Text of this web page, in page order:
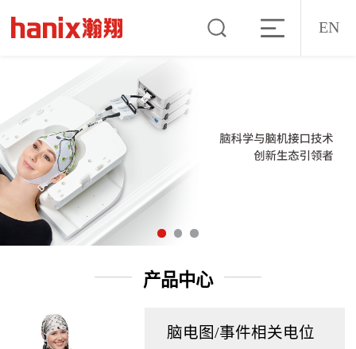
EN
产品中心
脑电图/事件相关电位